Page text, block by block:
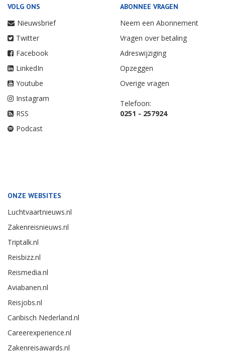
VOLG ONS
Nieuwsbrief
Twitter
Facebook
LinkedIn
Youtube
Instagram
RSS
Podcast
ABONNEE VRAGEN
Neem een Abonnement
Vragen over betaling
Adreswijziging
Opzeggen
Overige vragen
Telefoon:
0251 - 257924
ONZE WEBSITES
Luchtvaartnieuws.nl
Zakenreisnieuws.nl
Triptalk.nl
Reisbizz.nl
Reismedia.nl
Aviabanen.nl
Reisjobs.nl
Caribisch Nederland.nl
Careerexperience.nl
Zakenreisawards.nl